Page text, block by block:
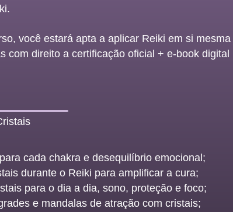
você estará apta a aplicar Reiki em si
com direito a certificação oficial + e-book digital
cada chakra e desequilíbrio emocional;
durante o Reiki para amplificar a cura;
para o dia a dia, sono, proteção e foco;
e mandalas de atração com cristais;